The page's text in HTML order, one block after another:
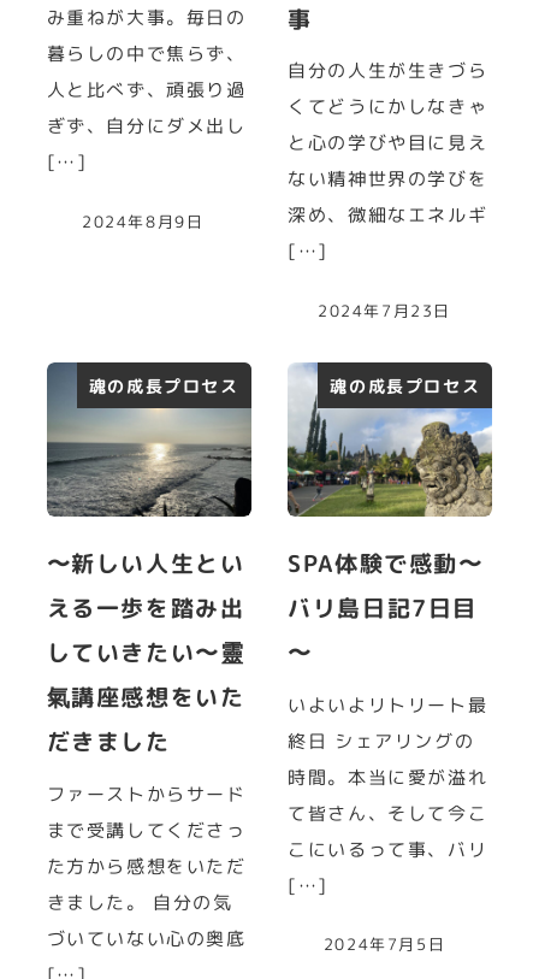
み重ねが大事。毎日の
暮らしの中で焦らず、
人と比べず、頑張り過
ぎず、自分にダメ出し
[…]
2024年8月9日
事
自分の人生が生きづら
くてどうにかしなきゃ
と心の学びや目に見え
ない精神世界の学びを
深め、微細なエネルギ
[…]
2024年7月23日
魂の成長プロセス
〜新しい人生とい
える一歩を踏み出
していきたい〜靈
氣講座感想をいた
だきました
ファーストからサード
まで受講してくださっ
た方から感想をいただ
きました。 自分の気
づいていない心の奥底
魂の成長プロセス
SPA体験で感動〜
バリ島日記7日目
〜
いよいよリトリート最
終日 シェアリングの
時間。本当に愛が溢れ
て皆さん、そして今こ
こにいるって事、バリ
[…]
2024年7月5日